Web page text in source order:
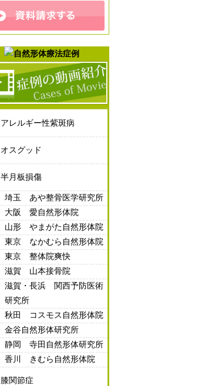
アレルギー性紫斑病
オスグッド
半月板損傷
埼玉 あや整骨医学研究所
大阪 愛自然形体院
山形 やまがた自然形体院
東京 なかむら自然形体院
東京 整体院爽快
滋賀 山本接骨院
滋賀・長浜 関西予防医術
研究所
秋田 コスモス自然形体院
金谷自然形体研究所
静岡 寺田自然形体研究所
香川 きむら自然形体院
膝関節症